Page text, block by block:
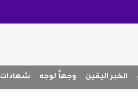
الخبر اليقين وجهاً لوجه شهادات